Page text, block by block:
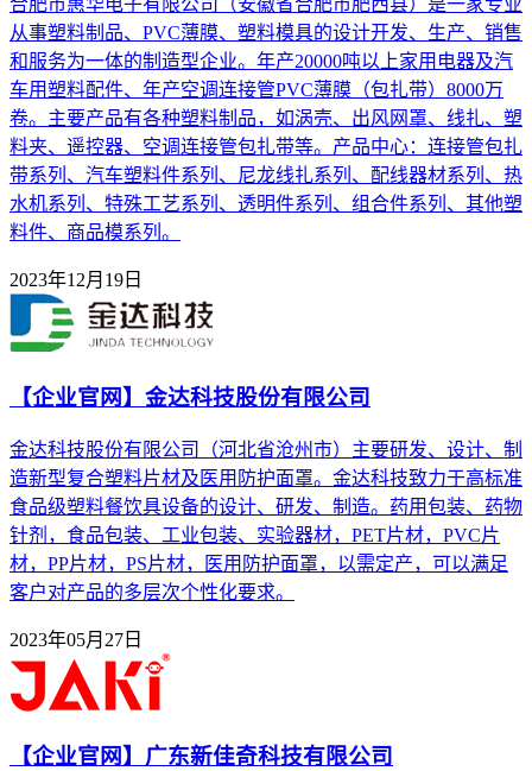
合肥市惠华电子有限公司（安徽省合肥市肥西县）是一家专业
从事塑料制品、PVC薄膜、塑料模具的设计开发、生产、销售
和服务为一体的制造型企业。年产20000吨以上家用电器及汽
车用塑料配件、年产空调连接管PVC薄膜（包扎带）8000万
卷。主要产品有各种塑料制品，如涡壳、出风网罩、线扎、塑
料夹、遥控器、空调连接管包扎带等。产品中心：连接管包扎
带系列、汽车塑料件系列、尼龙线扎系列、配线器材系列、热
水机系列、特殊工艺系列、透明件系列、组合件系列、其他塑
料件、商品模系列。
2023年12月19日
【企业官网】金达科技股份有限公司
金达科技股份有限公司（河北省沧州市）主要研发、设计、制
造新型复合塑料片材及医用防护面罩。金达科技致力于高标准
食品级塑料餐饮具设备的设计、研发、制造。药用包装、药物
针剂，食品包装、工业包装、实验器材，PET片材，PVC片
材，PP片材，PS片材，医用防护面罩，以需定产，可以满足
客户对产品的多层次个性化要求。
2023年05月27日
【企业官网】广东新佳奇科技有限公司